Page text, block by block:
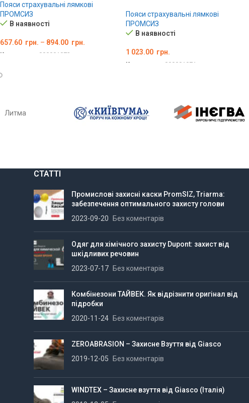
Пояси страхувальні лямкові
ПРОМСИЗ
В наявності
657.60 грн. – 894.00 грн.
Код товару: 000001072
Пояси страхувальні лямкові
ПРОМСИЗ
В наявності
1 023.00 грн.
Код товару: 000001071
Литма
СТАТТІ
Промислові захисні каски PromSIZ, Triarma:
забезпечення оптимального захисту голови
2023-09-20
Без коментарів
Одяг для хімічного захисту Dupont: захист від
шкідливих речовин
2023-07-17
Без коментарів
Комбінезони ТАЙВЕК. Як відрізнити оригінал від
підробки
2020-11-24
Без коментарів
ZEROABRASION – Захисне Взуття від Giasco
2019-12-05
Без коментарів
WINDTEX – Захисне взуття від Giasco (Італія)